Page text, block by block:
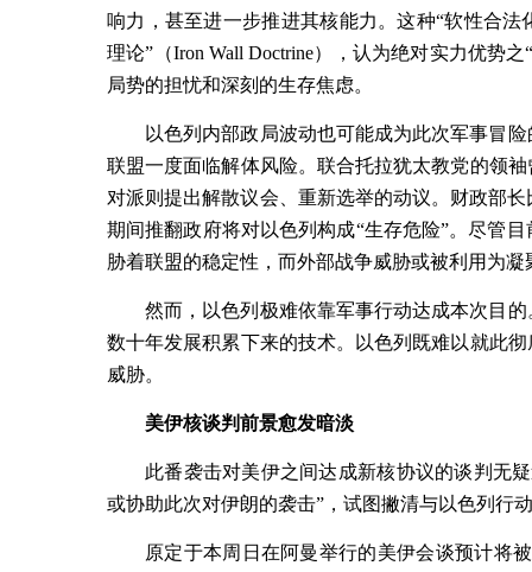
响力，甚至进一步推进其核能力。这种“软性合
理论”（Iron Wall Doctrine），认为绝对实力优势之
局势的担忧和深刻的生存焦虑。
以色列内部政局波动也可能成为此次军事冒
联盟一度面临解体风险。联合托拉犹太教党的领
对派则提出解散议会、重新选举的动议。财政部长
期间推翻政府将对以色列构成“生存危险”。尽管
胁着联盟的稳定性，而外部战争威胁或被利用为凝
然而，以色列极难依靠军事行动达成本次目
数十年发展积累下来的技术。以色列既难以就此
威胁。
美伊核谈判前景愈发暗淡
此番袭击对美伊之间达成新核协议的谈判无
或协助此次对伊朗的袭击”，试图撇清与以色列行
原定于本周日在阿曼举行的美伊会谈预计将